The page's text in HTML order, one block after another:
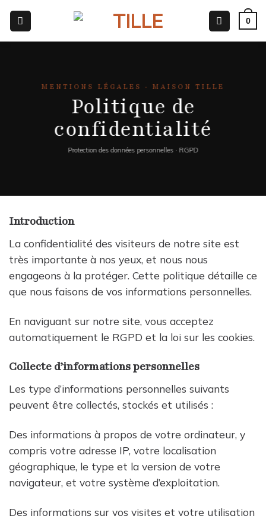
contenu
0
MENTIONS LÉGALES · MAISON TILLE
Politique de
confidentialité
Protection des données personnelles · RGPD
Introduction
La confidentialité des visiteurs de notre site est
très importante à nos yeux, et nous nous
engageons à la protéger. Cette politique détaille ce
que nous faisons de vos informations personnelles.
En naviguant sur notre site, vous acceptez
automatiquement le RGPD et la loi sur les cookies.
Collecte d’informations personnelles
Les type d’informations personnelles suivants
peuvent être collectés, stockés et utilisés :
Des informations à propos de votre ordinateur, y
compris votre adresse IP, votre localisation
géographique, le type et la version de votre
navigateur, et votre système d’exploitation.
Des informations sur vos visites et votre utilisation